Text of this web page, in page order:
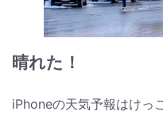
晴れた！
iPhoneの天気予報はけっ